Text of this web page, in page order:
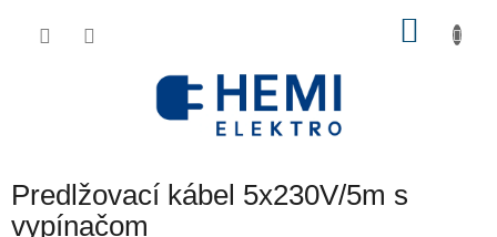
Predlžovací kábel 5x230V/5m s
vypínačom